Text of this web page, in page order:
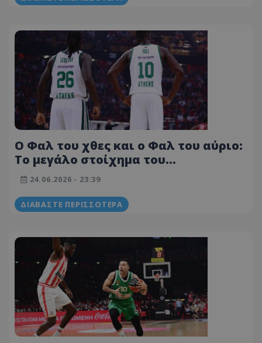
Ο Φαλ του χθες και ο Φαλ του αύριο:
Το μεγάλο στοίχημα του
Παναθηναϊκού
24.06.2026 - 23:39
ΔΙΑΒΆΣΤΕ ΠΕΡΙΣΣΌΤΕΡΑ